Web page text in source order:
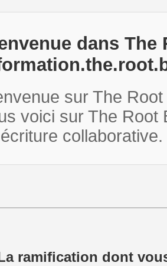
dans The
sur The
voici sur The Root
ramification dont